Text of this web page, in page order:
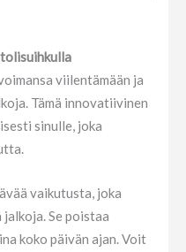
viilentämään ja
Tämä innovatiivinen
sinulle, joka
vaikutusta, joka
Se poistaa
koko päivän ajan. Voit